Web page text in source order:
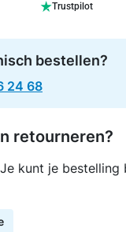
Trustpilot
bestellen?
24 68
retourneren?
kunt je bestelling